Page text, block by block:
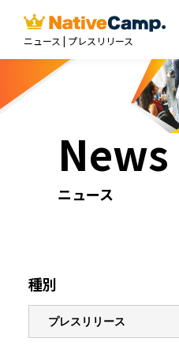
ニュース | プレスリリース
News
ニュース
種別